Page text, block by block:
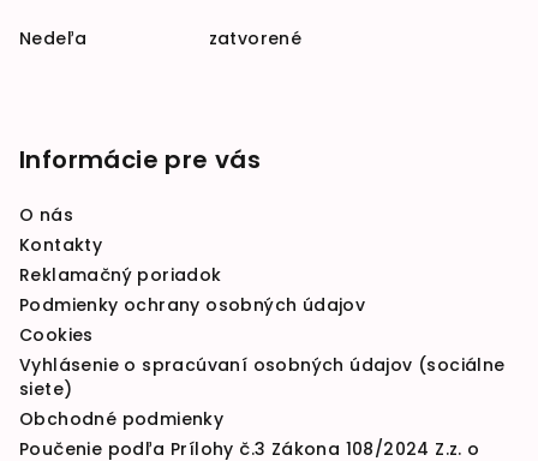
Nedeľa zatvorené
Informácie pre vás
O nás
Kontakty
Reklamačný poriadok
Podmienky ochrany osobných údajov
Cookies
Vyhlásenie o spracúvaní osobných údajov (sociálne
siete)
Obchodné podmienky
Poučenie podľa Prílohy č.3 Zákona 108/2024 Z.z. o